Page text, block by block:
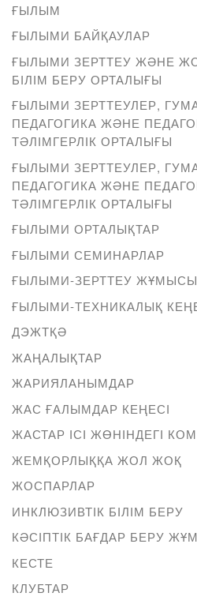
ҒЫЛЫМ
ҒЫЛЫМИ БАЙҚАУЛАР
ҒЫЛЫМИ ЗЕРТТЕУ ЖӘНЕ
БІЛІМ БЕРУ ОРТАЛЫҒЫ
ҒЫЛЫМИ ЗЕРТТЕУЛЕР,
ПЕДАГОГИКА ЖӘНЕ
ТӘЛІМГЕРЛІК ОРТАЛЫҒЫ
ҒЫЛЫМИ ЗЕРТТЕУЛЕР,
ПЕДАГОГИКА ЖӘНЕ
ТӘЛІМГЕРЛІК ОРТАЛЫҒЫ
ҒЫЛЫМИ ОРТАЛЫҚТАР
ҒЫЛЫМИ СЕМИНАРЛАР
ҒЫЛЫМИ-ЗЕРТТЕУ ЖҰМЫСЫ
ҒЫЛЫМИ-ТЕХНИКАЛЫҚ
ДЭЖТҚӘ
ЖАҢАЛЫҚТАР
ЖАРИЯЛАНЫМДАР
ЖАС ҒАЛЫМДАР КЕҢЕСІ
ЖАСТАР ІСІ ЖӨНІНДЕГІ
ЖЕМҚОРЛЫҚҚА ЖОЛ ЖОҚ
ЖОСПАРЛАР
ИНКЛЮЗИВТІК БІЛІМ БЕРУ
КӘСІПТІК БАҒДАР БЕРУ
КЕСТЕ
КЛУБТАР